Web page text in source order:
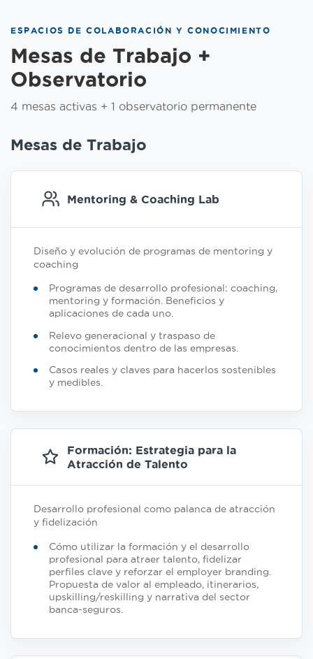
ESPACIOS DE COLABORACIÓN Y CONOCIMIENTO
Mesas de Trabajo +
Observatorio
4 mesas activas + 1 observatorio permanente
Mesas de Trabajo
Mentoring & Coaching Lab
Diseño y evolución de programas de mentoring y
coaching
Programas de desarrollo profesional: coaching,
mentoring y formación. Beneficios y
aplicaciones de cada uno.
Relevo generacional y traspaso de
conocimientos dentro de las empresas.
Casos reales y claves para hacerlos sostenibles
y medibles.
Formación: Estrategia para la
Atracción de Talento
Desarrollo profesional como palanca de atracción
y fidelización
Cómo utilizar la formación y el desarrollo
profesional para atraer talento, fidelizar
perfiles clave y reforzar el employer branding.
Propuesta de valor al empleado, itinerarios,
upskilling/reskilling y narrativa del sector
banca-seguros.